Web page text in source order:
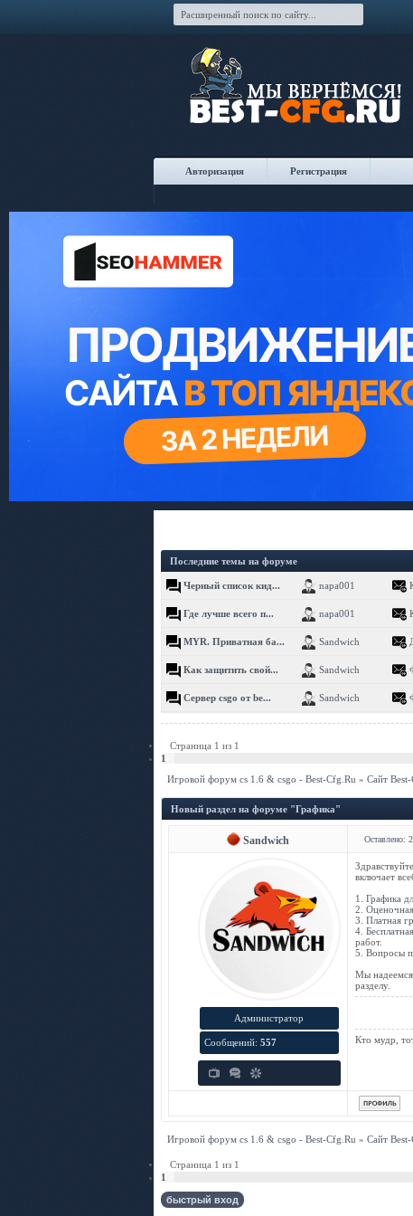
Авторизация Регистрация
Последние темы на форуме
Черный список кид... napa001
Где лучше всего п... napa001
MYR. Приватная ба... Sandwich
Как защитить свой... Sandwich
Сервер csgo от be... Sandwich
Страница 1 из 1
1
Игровой форум cs 1.6 & csgo - Best-Cfg.Ru » Сайт
Новый раздел на форуме "Графика"
Sandwich Оставлено:
Администратор
Сообщений: 557
включает
1. Графика
2. Оценочная
3. Платная
4.
работ.
5. Вопросы
Мы надеемся
разделу.
Кто мудр,
Игровой форум cs 1.6 & csgo - Best-Cfg.Ru » Сайт
Страница 1 из 1
1